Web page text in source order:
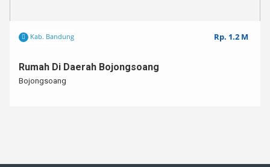
Kab. Bandung Rp. 1.2 M
Rumah Di Daerah Bojongsoang
Bojongsoang